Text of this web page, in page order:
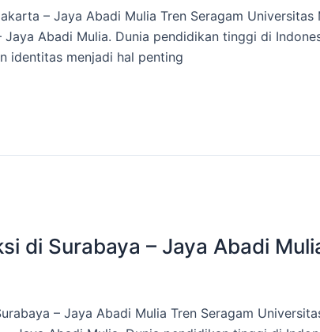
– Jaya Abadi Mulia Tren Seragam Universitas
Abadi Mulia. Dunia pendidikan tinggi di
identitas menjadi hal penting
di Surabaya – Jaya Abadi
– Jaya Abadi Mulia Tren Seragam